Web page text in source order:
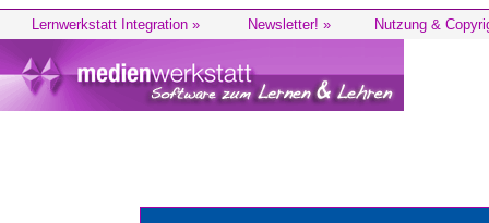
Lernwerkstatt Integration » Newsletter! » Nutzung &